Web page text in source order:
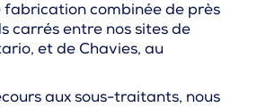
fabrication combinée de près
carrés entre nos sites de
et de Chavies, au
aux sous-traitants, nous